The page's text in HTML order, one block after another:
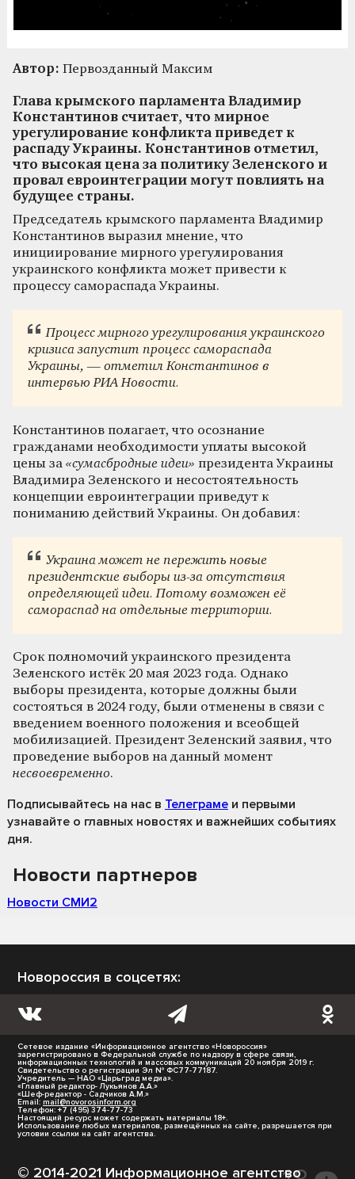
Автор: Первозданный Максим
Глава крымского парламента Владимир
Константинов считает, что мирное
урегулирование конфликта приведет к
распаду Украины. Константинов отметил,
что высокая цена за политику Зеленского и
провал евроинтеграции могут повлиять на
будущее страны.
Председатель крымского парламента Владимир
Константинов выразил мнение, что
инициирование мирного урегулирования
украинского конфликта может привести к
процессу самораспада Украины.
Процесс мирного урегулирования украинского
кризиса запустит процесс самораспада
Украины, — отметил Константинов в
интервью РИА Новости.
Константинов полагает, что осознание
гражданами необходимости уплаты высокой
цены за «сумасбродные идеи» президента Украины
Владимира Зеленского и несостоятельность
концепции евроинтеграции приведут к
пониманию действий Украины. Он добавил:
Украина может не пережить новые
президентские выборы из-за отсутствия
определяющей идеи. Потому возможен её
самораспад на отдельные территории.
Срок полномочий украинского президента
Зеленского истёк 20 мая 2023 года. Однако
выборы президента, которые должны были
состояться в 2024 году, были отменены в связи с
введением военного положения и всеобщей
мобилизацией. Президент Зеленский заявил, что
проведение выборов на данный момент
несвоевременно.
Подписывайтесь на нас в Телеграме и первыми
узнавайте о главных новостях и важнейших событиях
дня.
Новости партнеров
Новости СМИ2
Новороссия в соцсетях:
Сетевое издание «Информационное агентство «Новороссия»
зарегистрировано в Федеральной службе по надзору в сфере связи,
информационных технологий и массовых коммуникаций 20 ноября 2019 г.
Свидетельство о регистрации Эл № ФС77-77187.
Учредитель — НАО «Царьград медиа».
«Главный редактор- Лукьянов А.А.»
«Шеф-редактор - Садчиков А.М.»
Email: mail@novorosinform.org
Телефон: +7 (495) 374-77-73
Настоящий ресурс может содержать материалы 18+.
Использование любых материалов, размещённых на сайте, разрешается при
условии ссылки на сайт агентства.
© 2014-2021 Информационное агентство